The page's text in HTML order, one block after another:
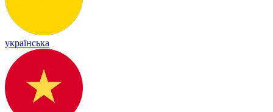
українська